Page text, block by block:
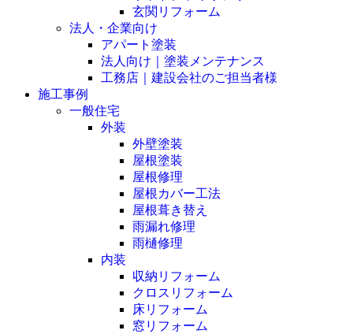
玄関リフォーム
法人・企業向け
アパート塗装
法人向け｜塗装メンテナンス
工務店｜建設会社のご担当者様
施工事例
一般住宅
外装
外壁塗装
屋根塗装
屋根修理
屋根カバー工法
屋根葺き替え
雨漏れ修理
雨樋修理
内装
収納リフォーム
クロスリフォーム
床リフォーム
窓リフォーム